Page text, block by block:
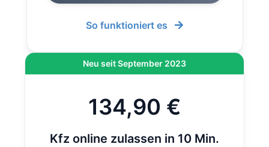
So funktioniert es
Neu seit September 2023
134,90 €
Kfz online zulassen in 10 Min.